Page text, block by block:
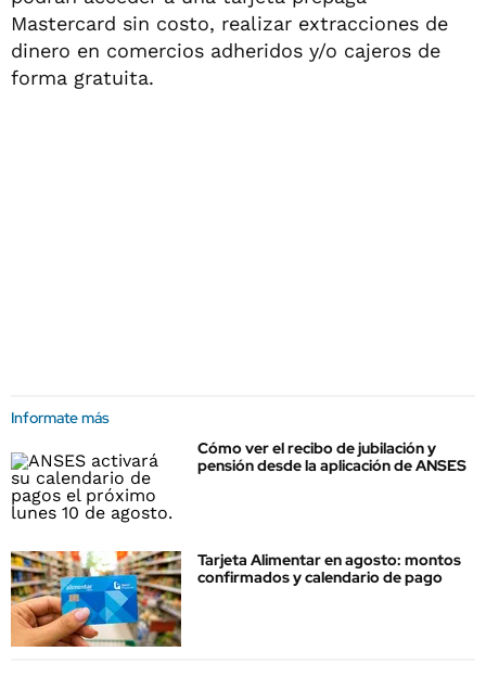
Mastercard sin costo, realizar extracciones de
dinero en comercios adheridos y/o cajeros de
forma gratuita.
Informate más
Cómo ver el recibo de jubilación y
pensión desde la aplicación de ANSES
Tarjeta Alimentar en agosto: montos
confirmados y calendario de pago